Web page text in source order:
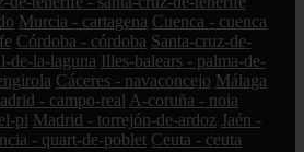
Murcia - cartagena Cuenca - cuenca
Córdoba - córdoba Santa-cruz-de-
de-la-laguna Illes-balears - palma-de-
Cáceres - navaconcejo Málaga
- campo-real A-coruña - noia
pi Madrid - torrejón-de-ardoz Jaén -
- quart-de-poblet Ceuta - ceuta